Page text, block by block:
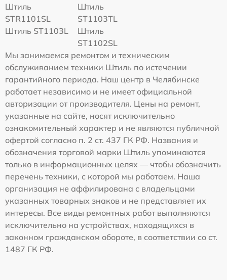
Штиль
STR1101SL
Штиль
ST1103TL
Штиль ST1103L
Штиль
ST1102SL
Мы занимаемся ремонтом и техническим
обслуживанием техники Штиль по истечении
гарантийного периода. Наш центр в Челябинске
работает независимо и не имеет официальной
авторизации от производителя. Цены на ремонт,
указанные на сайте, носят исключительно
ознакомительный характер и не являются публичной
офертой согласно п. 2 ст. 437 ГК РФ. Названия и
обозначения торговой марки Штиль упоминаются
только в информационных целях — чтобы обозначить
перечень техники, с которой мы работаем. Наша
организация не аффилирована с владельцами
указанных товарных знаков и не представляет их
интересы. Все виды ремонтных работ выполняются
исключительно на устройствах, находящихся в
законном гражданском обороте, в соответствии со ст.
1487 ГК РФ.